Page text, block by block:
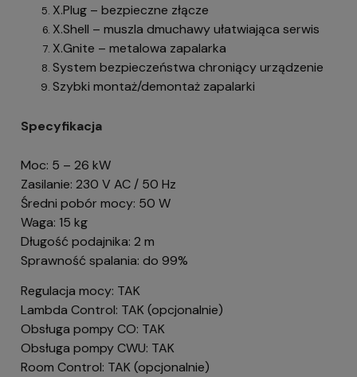
X.Plug – bezpieczne złącze
X.Shell – muszla dmuchawy ułatwiająca serwis
X.Gnite – metalowa zapalarka
System bezpieczeństwa chroniący urządzenie
Szybki montaż/demontaż zapalarki
Specyfikacja
Moc: 5 – 26 kW
Zasilanie: 230 V AC / 50 Hz
Średni pobór mocy: 50 W
Waga: 15 kg
Długość podajnika: 2 m
Sprawność spalania: do 99%
Regulacja mocy: TAK
Lambda Control: TAK (opcjonalnie)
Obsługa pompy CO: TAK
Obsługa pompy CWU: TAK
Room Control: TAK (opcjonalnie)